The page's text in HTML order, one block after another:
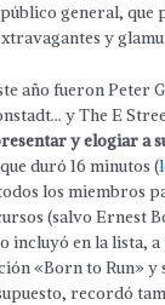
general, que
y
año fueron Peter
y The E
y elogiar a
duró 16 minutos (
los miembros
(salvo Ernest
incluyó en la lista, a
«Born to Run» y
recordó